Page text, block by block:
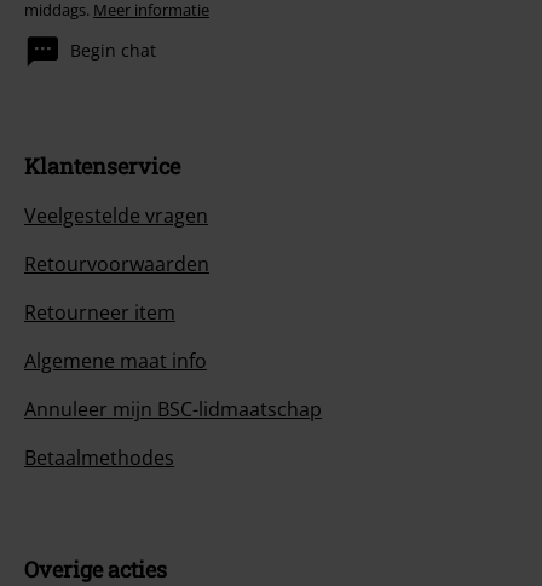
middags. Meer informatie
Begin chat
Klantenservice
Veelgestelde vragen
Retourvoorwaarden
Retourneer item
Algemene maat info
Annuleer mijn BSC-lidmaatschap
Betaalmethodes
Overige acties